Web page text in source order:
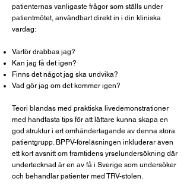
patienternas vanligaste frågor som ställs under
patientmötet, användbart direkt in i din kliniska
vardag:
Varför drabbas jag?
Kan jag få det igen?
Finns det något jag ska undvika?
Vad gör jag om det kommer igen?
Teori blandas med praktiska livedemonstrationer
med handfasta tips för att lättare kunna skapa en
god struktur i ert omhändertagande av denna stora
patientgrupp. BPPV-föreläsningen inkluderar även
ett kort avsnitt om framtidens yrselundersökning där
undertecknad är en av få i Sverige som undersöker
och behandlar patienter med TRV-stolen.